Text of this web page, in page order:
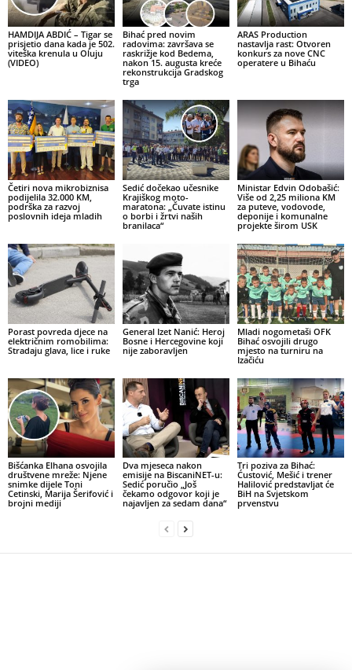
HAMDIJA ABDIĆ – Tigar se
prisjetio dana kada je 502.
viteška krenula u Oluju
(VIDEO)
Bihać pred novim
radovima: završava se
raskrižje kod Bedema,
nakon 15. augusta kreće
rekonstrukcija Gradskog
trga
ARAS Production
nastavlja rast: Otvoren
konkurs za nove CNC
operatere u Bihaću
Četiri nova mikrobiznisa
podijelila 32.000 KM,
podrška za razvoj
poslovnih ideja mladih
Sedić dočekao učesnike
Krajiškog moto-
maratona: „Čuvate istinu
o borbi i žrtvi naših
branilaca“
Ministar Edvin Odobašić:
Više od 2,25 miliona KM
za puteve, vodovode,
deponije i komunalne
projekte širom USK
Porast povreda djece na
električnim romobilima:
Stradaju glava, lice i ruke
General Izet Nanić: Heroj
Bosne i Hercegovine koji
nije zaboravljen
Mladi nogometaši OFK
Bihać osvojili drugo
mjesto na turniru na
Izačiću
Bišćanka Elhana osvojila
društvene mreže: Njene
snimke dijele Toni
Cetinski, Marija Šerifović i
brojni mediji
Dva mjeseca nakon
emisije na BiscaniNET-u:
Sedić poručio „Još
čekamo odgovor koji je
najavljen za sedam dana“
Tri poziva za Bihać:
Ćustović, Mešić i trener
Halilović predstavljat će
BiH na Svjetskom
prvenstvu